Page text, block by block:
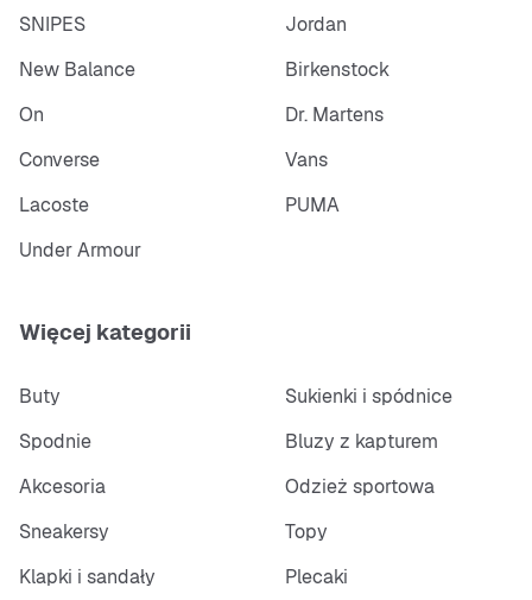
SNIPES
Jordan
New Balance
Birkenstock
On
Dr. Martens
Converse
Vans
Lacoste
PUMA
Under Armour
Więcej kategorii
Buty
Sukienki i spódnice
Spodnie
Bluzy z kapturem
Akcesoria
Odzież sportowa
Sneakersy
Topy
Klapki i sandały
Plecaki